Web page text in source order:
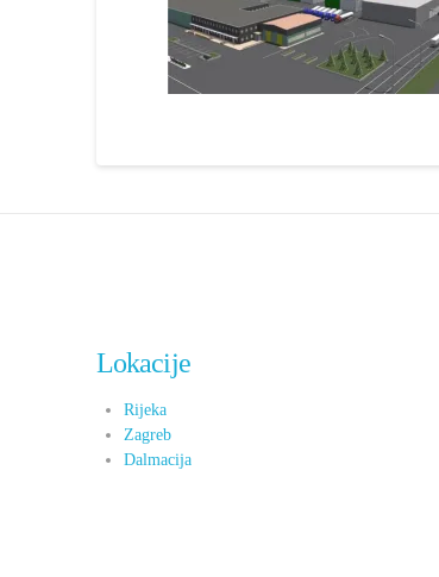
Lokacije
Rijeka
Zagreb
Dalmacija